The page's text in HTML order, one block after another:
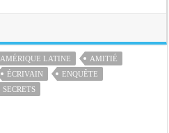
AMÉRIQUE LATINE
AMITIÉ
ÉCRIVAIN
ENQUÊTE
SECRETS